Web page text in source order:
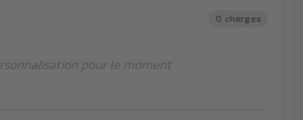
0 charges
pour le moment